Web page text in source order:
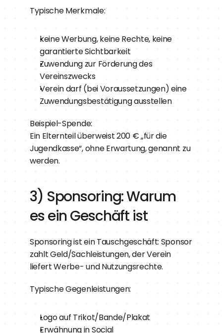
Typische Merkmale:
keine Werbung, keine Rechte, keine
garantierte Sichtbarkeit
Zuwendung zur Förderung des
Vereinszwecks
Verein darf (bei Voraussetzungen) eine
Zuwendungsbestätigung ausstellen
Beispiel-Spende:
Ein Elternteil überweist 200 € „für die
Jugendkasse“, ohne Erwartung, genannt zu
werden.
3) Sponsoring: Warum
es ein Geschäft ist
Sponsoring ist ein Tauschgeschäft: Sponsor
zahlt Geld/Sachleistungen, der Verein
liefert Werbe- und Nutzungsrechte.
Typische Gegenleistungen:
Logo auf Trikot/Bande/Plakat
Erwähnung in Social